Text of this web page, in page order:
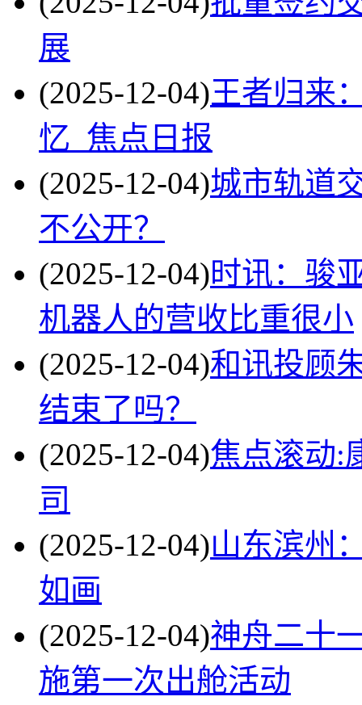
展
(2025-12-04)王者归来
忆_焦点日报
(2025-12-04)城市轨道
不公开？
(2025-12-04)时讯：骏
机器人的营收比重很小
(2025-12-04)和讯投顾
结束了吗？
(2025-12-04)焦点滚动:
司
(2025-12-04)山东滨州
如画
(2025-12-04)神舟二十
施第一次出舱活动